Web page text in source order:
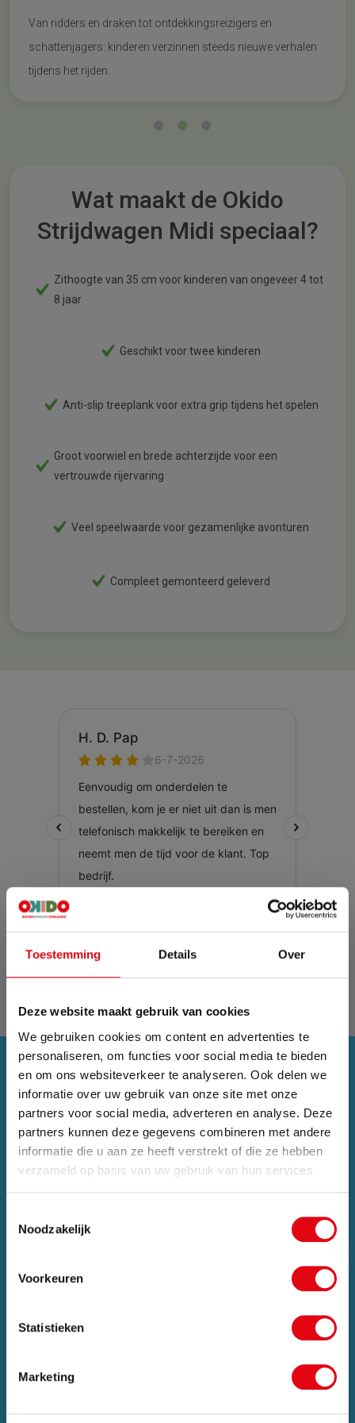
Toestemming Details Over
Deze website maakt gebruik van cookies
We gebruiken cookies om content en advertenties te
personaliseren, om functies voor social media te bieden
en om ons websiteverkeer te analyseren. Ook delen we
informatie over uw gebruik van onze site met onze
partners voor social media, adverteren en analyse. Deze
partners kunnen deze gegevens combineren met andere
informatie die u aan ze heeft verstrekt of die ze hebben
verzameld op basis van uw gebruik van hun services.
Noodzakelijk
Voorkeuren
Statistieken
Marketing
Zomervakantie
vakantie. Bestellingen die in deze periode worden
Van ridders en draken tot ontdekkingsreizigers en
schattenjagers: kinderen verzinnen steeds nieuwe verhalen
tijdens het rijden.
Wat maakt de Okido
Strijdwagen Midi speciaal?
Zithoogte van 35 cm voor kinderen van ongeveer 4 tot
8 jaar
Geschikt voor twee kinderen
Anti-slip treeplank voor extra grip tijdens het spelen
Groot voorwiel en brede achterzijde voor een
vertrouwde rijervaring
Veel speelwaarde voor gezamenlijke avonturen
Compleet gemonteerd geleverd